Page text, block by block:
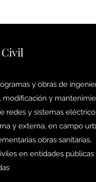
y obras de
modificación y
redes y sistemas
y externa, en campo
obras sanitarias,
en entidades públicas